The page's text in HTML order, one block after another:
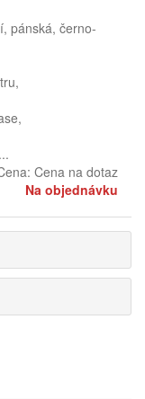
pánská, černo-
Cena na dotaz
Na objednávku